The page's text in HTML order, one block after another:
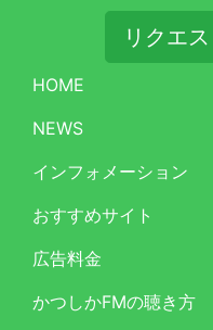
リクエ
HOME
NEWS
インフォメーション
おすすめサイト
広告料金
かつしかFMの聴き方